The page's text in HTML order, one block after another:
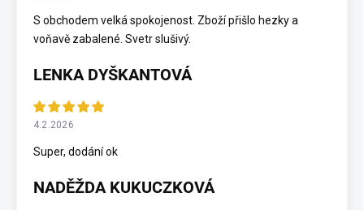
S obchodem velká spokojenost. Zboží přišlo hezky a
voňavě zabalené. Svetr slušivý.
LENKA DYŠKANTOVÁ
4.2.2026
Super, dodání ok
NADĚŽDA KUKUCZKOVÁ